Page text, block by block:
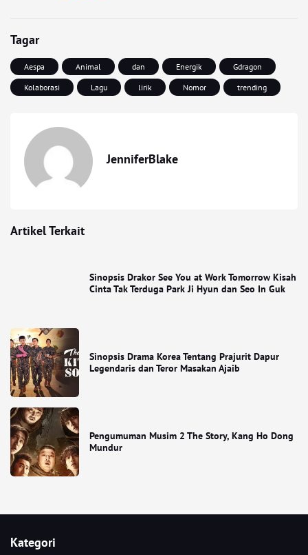
Tagar
Aespa Animal dan Energik
Gdragon
Kolaborasi
Lagu lirik Nomor trending
JenniferBlake
Artikel Terkait
Sinopsis Drakor See You at Work Tomorrow Kisah
Cinta Tak Terduga Park Ji Hyun dan Seo In Guk
Sinopsis Drama Korea Tentang Prajurit Dapur
Legendaris dan Teror Masakan Ajaib
Pengumuman Musim 2 The Story, Kang Ho Dong
Mundur
Kategori